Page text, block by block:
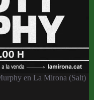
en La Mirona (Salt)